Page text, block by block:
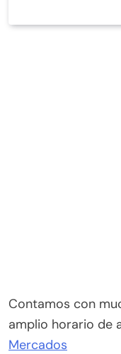
Contamos con
amplio horario de
Mercados